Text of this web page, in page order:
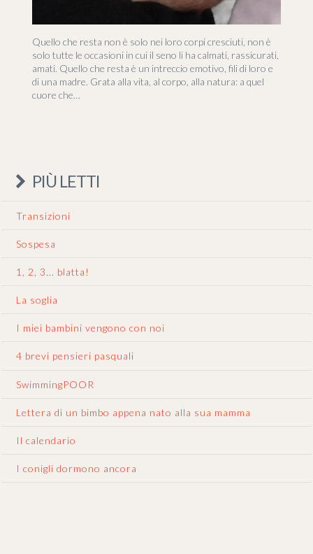
Quello che resta non è solo nei loro corpi cresciuti, non è
solo tutte le occasioni in cui il seno li ha calmati, rassicurati,
amati. Quello che resta è un intreccio emotivo, fili di loro e
di una madre. Grata alla vita, al corpo, alla natura: a quel
cuore che…
PIÙ LETTI
Transizioni
Sospesa
1, 2, 3... blatta!
La soglia
I miei bambini vengono con noi
4 brevi pensieri pasquali
SwimmingPOOR
Lettera di un bimbo appena nato alla sua mamma
Il calendario
I conigli dormono ancora